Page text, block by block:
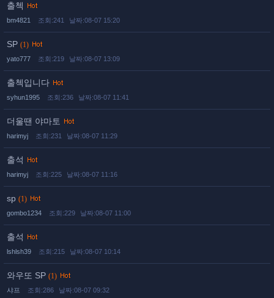
출첵
bm4821 조회:241 날짜:08-07 15:20
SP (1)
yato777 조회:219 날짜:08-07 13:09
출첵입니다
syhun1995 조회:236 날짜:08-07 11:41
더울땐 야마토
harimyj 조회:231 날짜:08-07 11:29
출석
harimyj 조회:225 날짜:08-07 11:16
sp (1)
gombo1234 조회:229 날짜:08-07 11:00
출석
lshlsh39 조회:215 날짜:08-07 10:14
와우또 SP (1)
샤프 조회:286 날짜:08-07 09:32